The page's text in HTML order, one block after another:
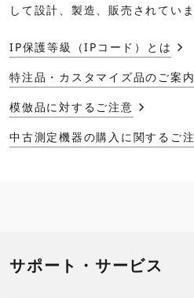
して設計、製造、販売されていま
IP保護等級（IPコード）とは
特注品・カスタマイズ品のご案内
模倣品に対するご注意
中古測定機器の購入に関するご
サポート・サービス